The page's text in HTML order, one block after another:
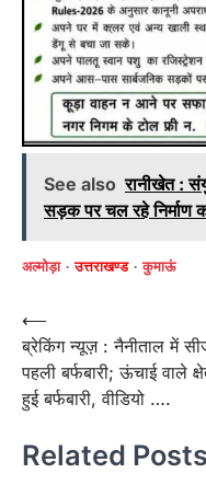
See also रानीखेत :
सड़क पर चल रहे निर्माण
अल्मोड़ा उत्तराखण्ड कुमाऊं
Post
navigation
⟵
ब्रेकिंग न्यूज़ : नैनीताल में
पहली बर्फबारी; ऊंचाई वाले
हुई बर्फबारी, वीडियो ….
Related Posts